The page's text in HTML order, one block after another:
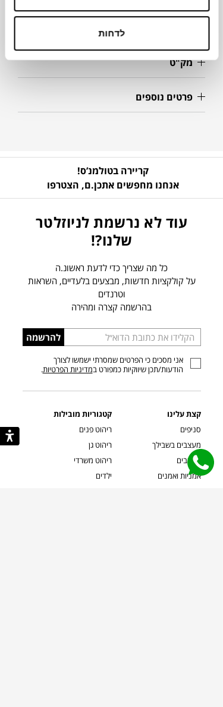
לדחות
מק"ט
פרטים נוספים
קריירה בטולמנ’ס!
אנחנו מחפשים אתכן.ם, הצטרפו
עוד לא נרשמת לניוזלטר
שלנו?!
כל מה שצריך כדי לדעת ראשונ.ה
על קולקציות חדשות, מבצעים בלעדיים, השראות
וטרנדים
בהרשמה קצרה ומהירה
הכניסו
כתובת
דוא”ל
להרשמה
אני מסכים כי הפרטים שמסרתי ישמשו לצורך
הודעות/תכן שיווקיות כמפורט במדיניות הפרטיות.
קצת עלינו
סניפים
מעצבים בשבילך
מעצבים
אמניות ואמנים
קטגוריות מובילות
ריהוט פנים
ריהוט גן
ריהוט משרדי
ילדים